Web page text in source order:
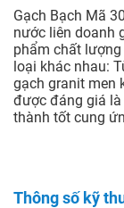
Gạch Bạch Mã
nước liên doanh
phẩm chất
loại khác nhau:
gạch granit men
được đáng giá
thành tốt cung
Thông số kỹ